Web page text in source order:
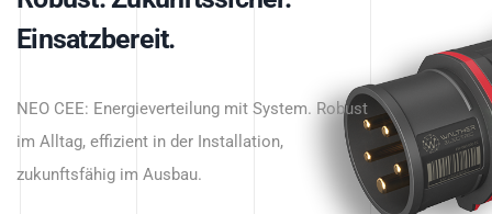
Intelligente Stromverteilung
beginnt hier.
Einsatzbereit.
NEO CEE: Energieverteilung mit System. Robust
im Alltag, effizient in der Installation,
zukunftsfähig im Ausbau.
Intelligenz trifft Energie.
Anwendungen – robust, IP-geschützt und
zukunftsfähig.